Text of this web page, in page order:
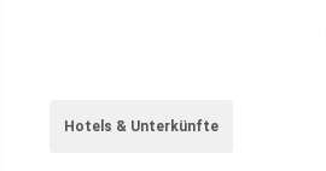
Hotels & Unterkünfte